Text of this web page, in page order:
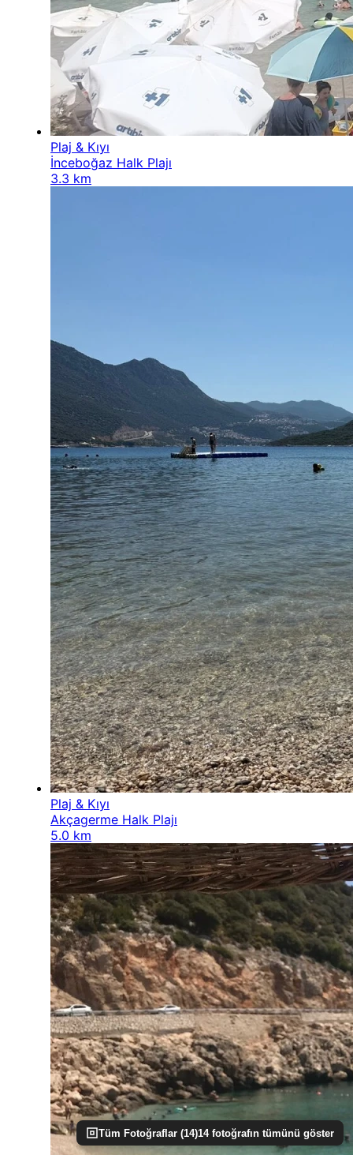
Tüm Fotoğraflar (14)14fotoğrafın tümünü göster
Plaj & Kıyı
İnceboğaz Halk Plajı
3.3 km
Plaj & Kıyı
Akçagerme Halk Plajı
5.0 km